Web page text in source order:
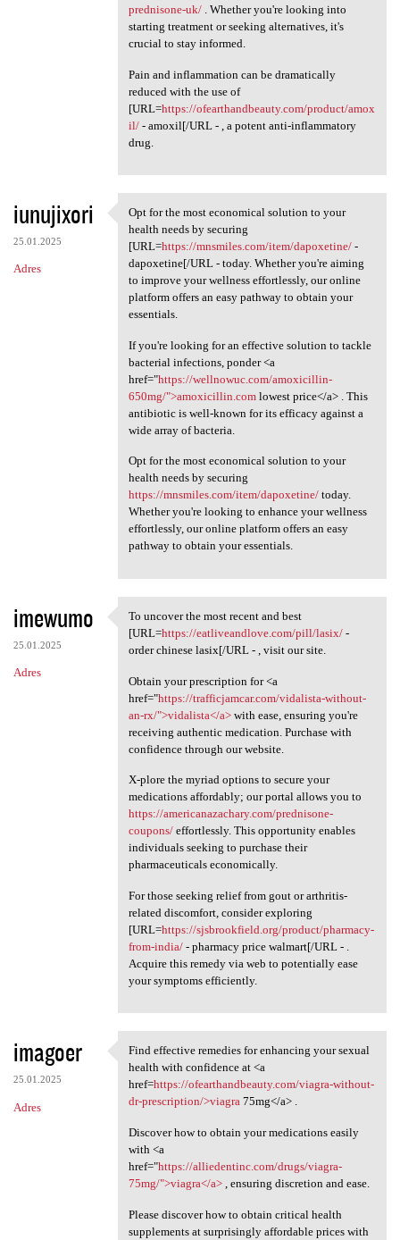
prednisone-uk/. Whether you're looking into
starting treatment or seeking alternatives, it's
crucial to stay informed.
Pain and inflammation can be dramatically
reduced with the use of
[URL=https://ofearthandbeauty.com/product/amox
il/- amoxil[/URL - , a potent anti-inflammatory
drug.
iunujixori
25.01.2025
Adres
Opt for the most economical
Opt for the most economical solution to your
health needs by securing
[URL=https://mnsmiles.com/item/dapoxetine/-
dapoxetine[/URL - today. Whether you're aiming
to improve your wellness effortlessly, our online
platform offers an easy pathway to obtain your
essentials.
If you're looking for an effective solution to tackle
bacterial infections, ponder <a
href="https://wellnowuc.com/amoxicillin-
650mg/">amoxicillin.comlowest price</a> . This
antibiotic is well-known for its efficacy against a
wide array of bacteria.
Opt for the most economical solution to your
health needs by securing
https://mnsmiles.com/item/dapoxetine/today.
Whether you're looking to enhance your wellness
effortlessly, our online platform offers an easy
pathway to obtain your essentials.
imewumo
25.01.2025
Adres
To uncover the most recent
To uncover the most recent and best
[URL=https://eatliveandlove.com/pill/lasix/-
order chinese lasix[/URL - , visit our site.
Obtain your prescription for <a
href="https://trafficjamcar.com/vidalista-without-
an-rx/">vidalista</a>with ease, ensuring you're
receiving authentic medication. Purchase with
confidence through our website.
X-plore the myriad options to secure your
medications affordably; our portal allows you to
https://americanazachary.com/prednisone-
coupons/effortlessly. This opportunity enables
individuals seeking to purchase their
pharmaceuticals economically.
For those seeking relief from gout or arthritis-
related discomfort, consider exploring
[URL=https://sjsbrookfield.org/product/pharmacy-
from-india/- pharmacy price walmart[/URL - .
Acquire this remedy via web to potentially ease
your symptoms efficiently.
imagoer
25.01.2025
Adres
Find effective remedies for
Find effective remedies for enhancing your sexual
health with confidence at <a
href=https://ofearthandbeauty.com/viagra-without-
dr-prescription/>viagra75mg</a> .
Discover how to obtain your medications easily
with <a
href="https://alliedentinc.com/drugs/viagra-
75mg/">viagra</a>, ensuring discretion and ease.
Please discover how to obtain critical health
supplements at surprisingly affordable prices with